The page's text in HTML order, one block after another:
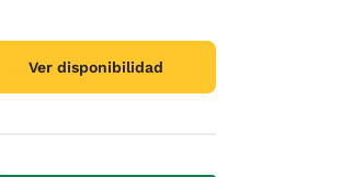
Ver disponibilidad